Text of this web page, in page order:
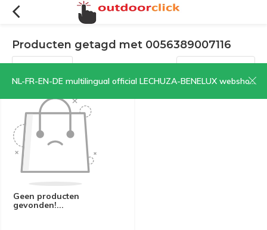
NL-FR-EN-DE multilingual official LECHUZA-BENELUX webshop | CLICK HERE NOW!
Producten getagd met 0056389007116
Filters Sorteren op:
Geen producten
gevonden!...